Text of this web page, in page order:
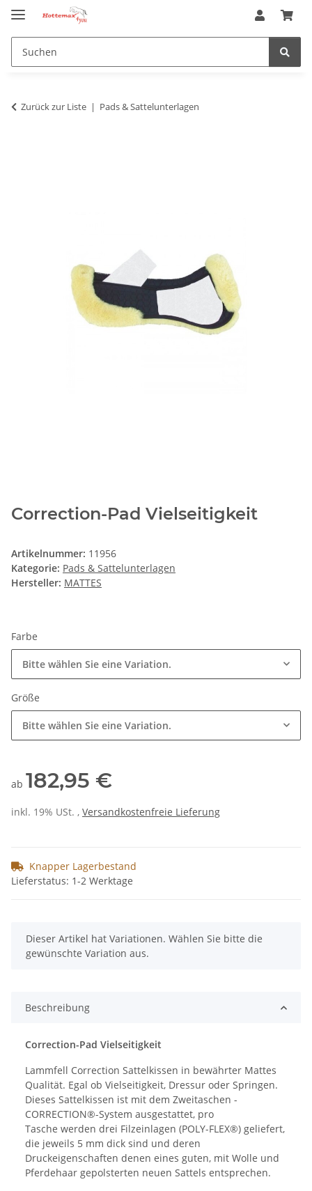
Zurück zur Liste Pads & Sattelunterlagen
Correction-Pad Vielseitigkeit
Artikelnummer: 11956
Kategorie: Pads & Sattelunterlagen
Hersteller: MATTES
Farbe
Bitte wählen Sie eine Variation.
Größe
Bitte wählen Sie eine Variation.
ab 182,95 €
inkl. 19% USt. , Versandkostenfreie Lieferung
Knapper Lagerbestand
Lieferstatus: 1-2 Werktage
x
Dieser Artikel hat Variationen. Wählen Sie bitte die
gewünschte Variation aus.
Beschreibung
Correction-Pad Vielseitigkeit
Lammfell Correction Sattelkissen in bewährter Mattes
Qualität. Egal ob Vielseitigkeit, Dressur oder Springen.
Dieses Sattelkissen ist mit dem Zweitaschen -
CORRECTION®-System ausgestattet, pro
Tasche werden drei Filzeinlagen (POLY-FLEX®) geliefert,
die jeweils 5 mm dick sind und deren
Druckeigenschaften denen eines guten, mit Wolle und
Pferdehaar gepolsterten neuen Sattels entsprechen.